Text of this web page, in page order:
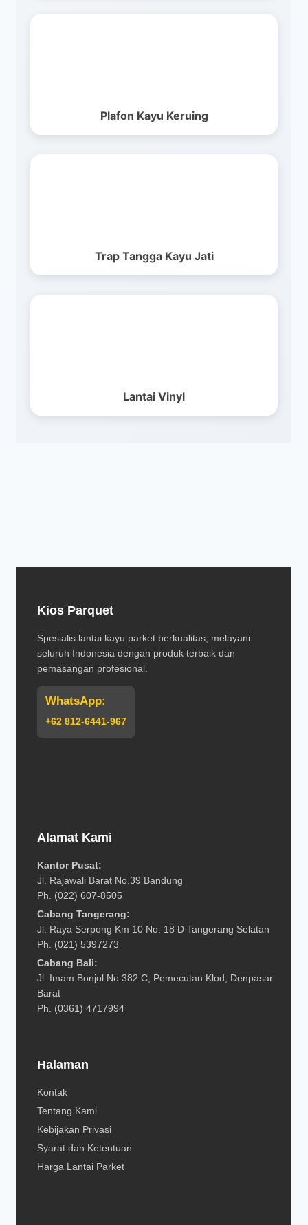
Plafon Kayu Keruing
Trap Tangga Kayu Jati
Lantai Vinyl
Kios Parquet
Spesialis lantai kayu parket berkualitas, melayani
seluruh Indonesia dengan produk terbaik dan
pemasangan profesional.
WhatsApp:
+62 812-6441-967
Alamat Kami
Kantor Pusat:
Jl. Rajawali Barat No.39 Bandung
Ph. (022) 607-8505
Cabang Tangerang:
Jl. Raya Serpong Km 10 No. 18 D Tangerang Selatan
Ph. (021) 5397273
Cabang Bali:
Jl. Imam Bonjol No.382 C, Pemecutan Klod, Denpasar
Barat
Ph. (0361) 4717994
Halaman
Kontak
Tentang Kami
Kebijakan Privasi
Syarat dan Ketentuan
Harga Lantai Parket